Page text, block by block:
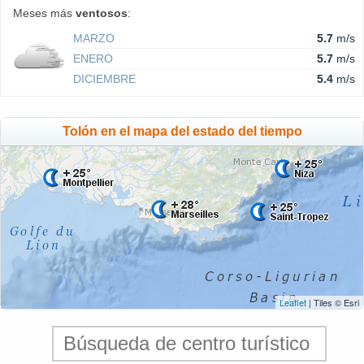
Meses más ventosos:
MARZO
5.7 m/s
ENERO
5.7 m/s
DICIEMBRE
5.4 m/s
Tolón en el mapa del estado del tiempo
Leaflet | Tiles © Esri